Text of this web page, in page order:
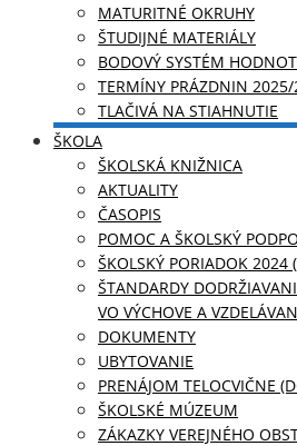
MATURITNÉ OKRUHY
ŠTUDIJNÉ MATERIÁLY
BODOVÝ SYSTÉM
TERMÍNY PRÁZDNIN
TLAČIVÁ NA STIAHNUTIE
ŠKOLA
ŠKOLSKÁ KNIŽNICA
AKTUALITY
ČASOPIS
POMOC A ŠKOLSKÝ
ŠKOLSKÝ PORIADOK 2024
ŠTANDARDY
VO VÝCHOVE A
DOKUMENTY
UBYTOVANIE
PRENÁJOM TELOCVIČNE
ŠKOLSKÉ MÚZEUM
ZÁKAZKY VEREJNÉHO